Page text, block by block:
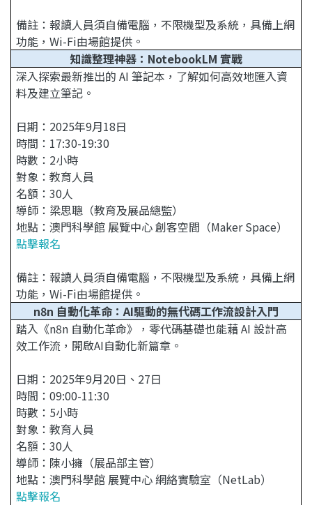
備註：報讀人員須自備電腦，不限機型及系統，具備上網
功能，Wi-Fi由場館提供。
知識整理神器：NotebookLM 實戰
深入探索最新推出的 AI 筆記本，了解如何高效地匯入資
料及建立筆記。
日期：2025年9月18日
時間：17:30-19:30
時數：2小時
對象：教育人員
名額：30人
導師：梁思聰（教育及展品總監）
地點：澳門科學館 展覽中心 創客空間（Maker Space）
點擊報名
備註：報讀人員須自備電腦，不限機型及系統，具備上網
功能，Wi-Fi由場館提供。
n8n 自動化革命：AI驅動的無代碼工作流設計入門
踏入《n8n 自動化革命》，零代碼基礎也能藉 AI 設計高
效工作流，開啟AI自動化新篇章。
日期：2025年9月20日、27日
時間：09:00-11:30
時數：5小時
對象：教育人員
名額：30人
導師：陳小擁（展品部主管）
地點：澳門科學館 展覽中心 網絡實驗室（NetLab）
點擊報名